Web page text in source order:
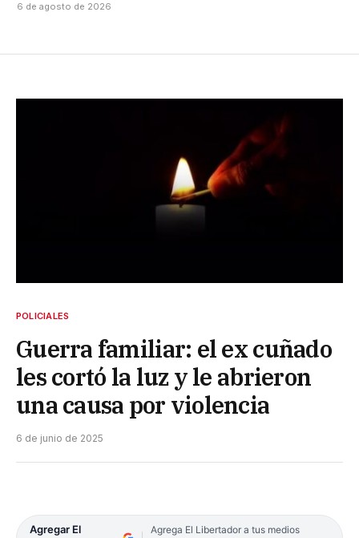
6 de agosto de 2026
POLICIALES
Guerra familiar: el ex cuñado
les cortó la luz y le abrieron
una causa por violencia
6 de junio de 2025
Agregar El
Agrega El Libertador a tus medios